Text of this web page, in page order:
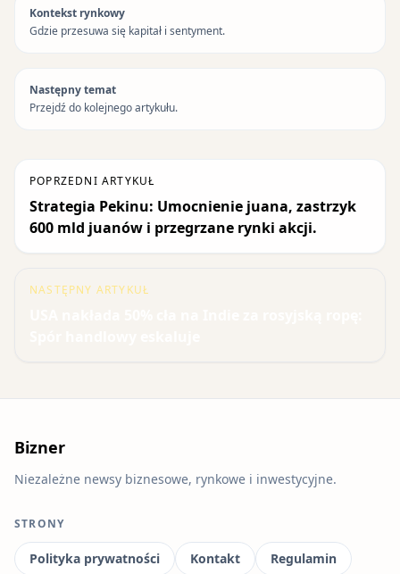
Kontekst rynkowy
Gdzie przesuwa się kapitał i sentyment.
Następny temat
Przejdź do kolejnego artykułu.
POPRZEDNI ARTYKUŁ
Strategia Pekinu: Umocnienie juana, zastrzyk
600 mld juanów i przegrzane rynki akcji.
NASTĘPNY ARTYKUŁ
Bizner
Niezależne newsy biznesowe, rynkowe i inwestycyjne.
STRONY
Polityka prywatności Kontakt Regulamin